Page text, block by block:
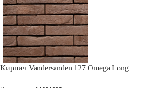
Кирпич Vandersanden 127 Omega Long